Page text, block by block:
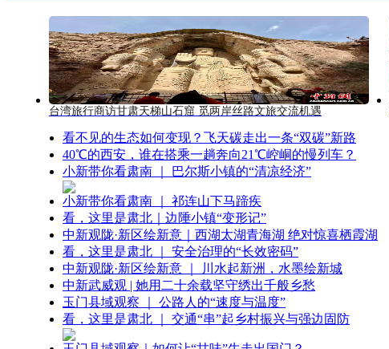
台湾旅行商访甘肃天梯山石窟 觅两岸丝路文旅交流机遇
看不见的生态如何变现？飞天碳走出一条“双碳”新路
40℃的西安，谁在搭乘一趟奔向21℃崆峒的慢列车？
小新带你看肃南 ｜ 巴尔斯小镇的“清凉经济”
小新带你看肃南 ｜ 祁连山下马蹄疾
看，这里是肃北｜边陲小镇“变形记”
中新观陇·新区绘新意｜西湖太湖青海湖 绝对惊喜栖霞湖
看，这里是肃北 ｜ 安全治理的“长效密码”
中新观陇·新区绘新意 ｜ 川水起新洲，水墨绘新城
中新武威观 | 她用二十余载坚守绣出千般乡愁
玉门县域观察 ｜ 公路人的“速度与温度”
看，这里是肃北 ｜ 交通“串”起乡村振兴与强边固防